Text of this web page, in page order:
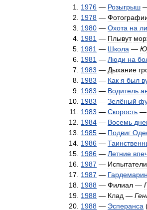
1976 — Розыгрыш
1978 —
1980 — Охота на
1981 — Плывут
1981 — Школа —
1981 — Люди на
1983 — Дыхание
1983 — Как я был
1983 — Водитель
1983 — Зелёный
1983 — Скорость —
1984 — Восемь
1985 — Подвиг
1986 —
1986 — Летние
1987 — Испытатели
1987 —
1988 — Филиал —
1988 — Клад —
1988 — Эсперанса